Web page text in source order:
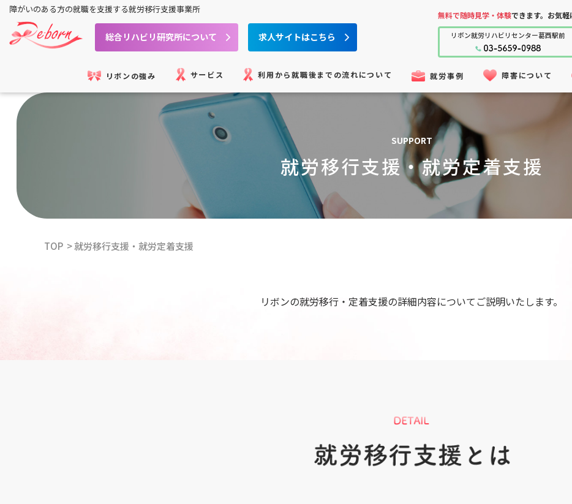
障がいのある方の就職を支援する就労移行支援事業所
総合リハビリ研究所について 求人サイトはこちら
無料で随時見学・体験できます。お気
リボン就労リハビリセンター葛西駅前
リボンの強み サービス 利用から就職後までの流れについて 就労事例 障害について
SUPPORT
就労移行支援・就労定着支援
TOP 就労移行支援・就労定着支援
リボンの就労移行・定着支援の詳細内容についてご説明いたします。